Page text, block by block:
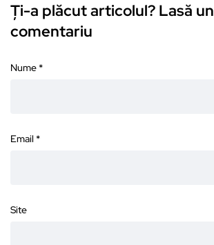
Ți-a plăcut articolul? Lasă un
comentariu
Nume *
Email *
Site